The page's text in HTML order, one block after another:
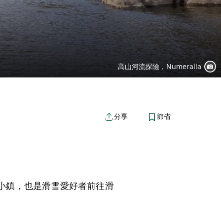
高山河流探險，Numeralla
分享 節省
，也是滑雪愛好者前往滑